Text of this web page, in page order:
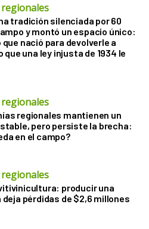
tradición silenciada por 60
y montó un espacio único:
nació para devolverle a
que una ley injusta de 1934 le
regionales mantienen un
pero persiste la brecha:
en el campo?
producir una
pérdidas de $2,6 millones